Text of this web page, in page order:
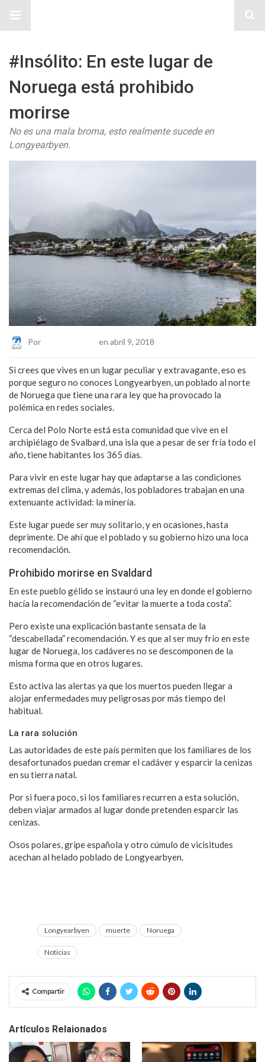
#Insólito: En este lugar de
Noruega está prohibido
morirse
No es una mala broma, esto realmente sucede en
Longyearbyen.
Por en abril 9, 2018
Si crees que vives en un lugar peculiar y extravagante, eso es
porque seguro no conoces Longyearbyen, un poblado al norte
de Noruega que tiene una rara ley que ha provocado la
polémica en redes sociales.
Cerca del Polo Norte está esta comunidad que vive en el
archipiélago de Svalbard, una isla que a pesar de ser fría todo el
año, tiene habitantes los 365 días.
Para vivir en este lugar hay que adaptarse a las condiciones
extremas del clima, y además, los pobladores trabajan en una
extenuante actividad: la minería.
Este lugar puede ser muy solitario, y en ocasiones, hasta
deprimente. De ahí que el poblado y su gobierno hizo una loca
recomendación.
Prohibido morirse en Svaldard
En este pueblo gélido se instauró una ley en donde el gobierno
hacía la recomendación de “evitar la muerte a toda costa”.
Pero existe una explicación bastante sensata de la
“descabellada” recomendación. Y es que al ser muy frío en este
lugar de Noruega, los cadáveres no se descomponen de la
misma forma que en otros lugares.
Esto activa las alertas ya que los muertos pueden llegar a
alojar enfermedades muy peligrosas por más tiempo del
habitual.
La rara solución
Las autoridades de este país permiten que los familiares de los
desafortunados puedan cremar el cadáver y esparcir la cenizas
en su tierra natal.
Por si fuera poco, si los familiares recurren a esta solución,
deben viajar armados al lugar donde pretenden esparcir las
cenizas.
Osos polares, gripe española y otro cúmulo de vicisitudes
acechan al helado poblado de Longyearbyen.
Longyearbyen muerte Noruega
Noticias
Compartir
Artículos Relaionados